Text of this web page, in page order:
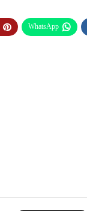
WhatsApp